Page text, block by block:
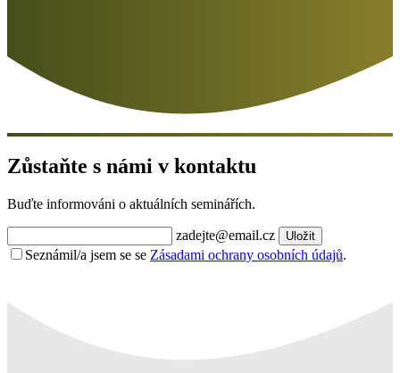
Zůstaňte s námi v kontaktu
Buďte informováni o aktuálních seminářích.
zadejte@email.cz Uložit
Seznámil/a jsem se se Zásadami ochrany osobních údajů.